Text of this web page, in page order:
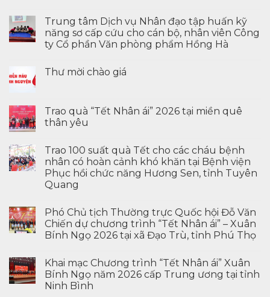
Trung tâm Dịch vụ Nhân đạo tập huấn kỹ
năng sơ cấp cứu cho cán bộ, nhân viên Công
ty Cổ phần Văn phòng phẩm Hồng Hà
Thư mời chào giá
Trao quà “Tết Nhân ái” 2026 tại miền quê
thân yêu
Trao 100 suất quà Tết cho các cháu bệnh
nhân có hoàn cảnh khó khăn tại Bệnh viện
Phục hồi chức năng Hương Sen, tỉnh Tuyên
Quang
Phó Chủ tịch Thường trực Quốc hội Đỗ Văn
Chiến dự chương trình “Tết Nhân ái” – Xuân
Bính Ngọ 2026 tại xã Đạo Trù, tỉnh Phú Thọ
Khai mạc Chương trình “Tết Nhân ái” Xuân
Bính Ngọ năm 2026 cấp Trung ương tại tỉnh
Ninh Bình